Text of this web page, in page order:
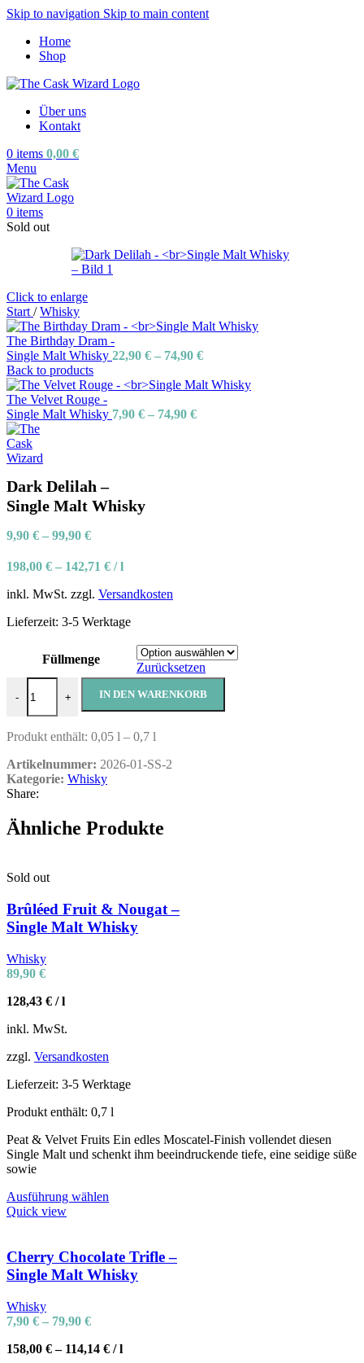
Skip to navigation Skip to main content
Home
Shop
Über uns
Kontakt
0 items 0,00 €
Menu
0 items
Sold out
Click to enlarge
Start / Whisky
The Birthday Dram -
Single Malt Whisky 22,90 € – 74,90 €
Back to products
The Velvet Rouge -
Single Malt Whisky 7,90 € – 74,90 €
Dark Delilah –
Single Malt Whisky
9,90 € – 99,90 €
198,00 € – 142,71 € /l
inkl. MwSt. zzgl. Versandkosten
Lieferzeit: 3-5 Werktage
Füllmenge
Zurücksetzen
- + IN DEN WARENKORB
Produkt enthält: 0,05 l – 0,7 l
Artikelnummer: 2026-01-SS-2
Kategorie: Whisky
Share:
Ähnliche Produkte
Sold out
Brûléed Fruit & Nougat –
Single Malt Whisky
Whisky
89,90 €
128,43 € /l
inkl. MwSt.
zzgl. Versandkosten
Lieferzeit: 3-5 Werktage
Produkt enthält: 0,7 l
Peat & Velvet Fruits Ein edles Moscatel-Finish vollendet diesen
Single Malt und schenkt ihm beeindruckende tiefe, eine seidige süße
sowie
Ausführung wählen
Quick view
Cherry Chocolate Trifle –
Single Malt Whisky
Whisky
7,90 € – 79,90 €
158,00 €– 114,14 € /l